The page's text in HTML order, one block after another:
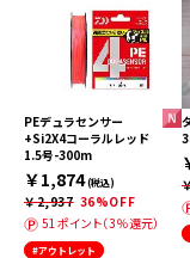
PEデュラセンサー
+Si2X4コーラルレッド
1.5号-300m
￥1,874(税込)
￥2,937 36%OFF
51ポイント（3％還元）
#アウトレット